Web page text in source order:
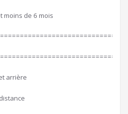
moins de 6 mois
arrière